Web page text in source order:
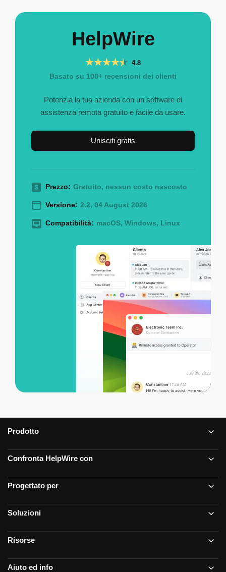
HelpWire
4.8
Basato su 100+ recensioni dei clienti
Potenzia la tua azienda con un software di
assistenza remota gratuito e facile da usare.
Unisciti gratis
Prezzo: Gratuito, nessun costo nascosto
Versione: 2.2, 04 August 2026
Compatibilità: macOS, Windows, Linux
Prodotto
Confronta HelpWire con
Progettato per
Soluzioni
Risorse
Aiuto ed info